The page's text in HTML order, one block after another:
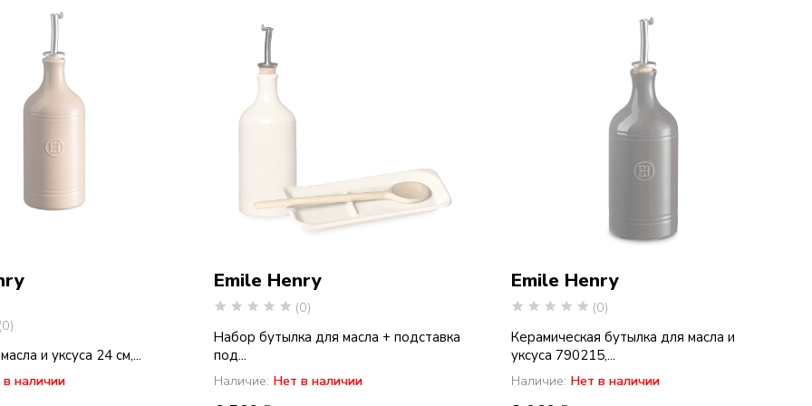
и уксуса 24 см,...
наличии
Emile Henry
(0)
Набор бутылка для масла + подставка
под...
Наличие: Нет в наличии
Emile Henry
(0)
Керамическая бутылка для масла и
уксуса 790215,...
Наличие: Нет в наличии